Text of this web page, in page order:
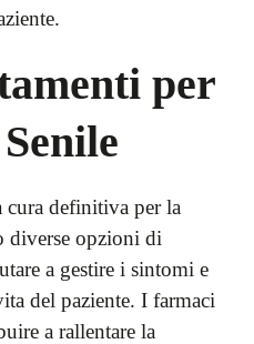
per
cura definitiva per la
diverse opzioni di
a gestire i sintomi e
del paziente. I farmaci
a rallentare la